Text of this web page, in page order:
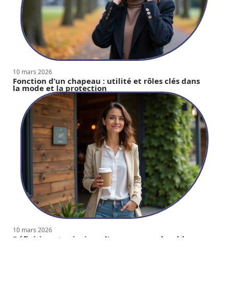
10 mars 2026
Fonction d’un chapeau : utilité et rôles clés dans
la mode et la protection
10 mars 2026
Définition et principes d’une marque durable